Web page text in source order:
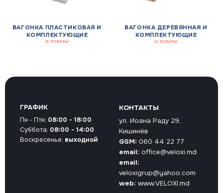
ВАГОНКА ПЛАСТИКОВАЯ И
КОМПЛЕКТУЮЩИЕ
21 ТОВАРЫ
ВАГОНКА ДЕРЕВЯННАЯ И
КОМПЛЕКТУЮЩИЕ
12 ТОВАРЫ
КОНТАКТЫ
ул. Иоана Раду 29,
Кишинёв
GSM: 060 44 22 77
email: office@veloxi.md
email:
veloxigrup@yahoo.com
web: www.VELOXI.md
ГРАФИК
Пн - Птн: 08:00 - 18:00
Суббота: 08:00 - 14:00
Воскресенье: выходной